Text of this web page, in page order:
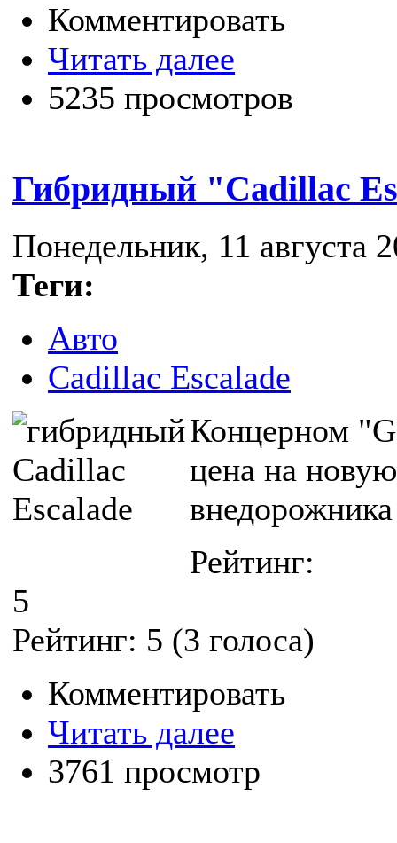
Комментировать
Читать далее
5235 просмотров
Гибридный "Cadillac
Понедельник, 11 августа
Теги:
Авто
Cadillac Escalade
Концерном
цена на
Рейтинг:
5
Рейтинг: 5 (3 голоса)
Комментировать
Читать далее
3761 просмотр